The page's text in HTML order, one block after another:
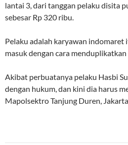
lantai 3, dari tanggan pelaku disita
sebesar Rp 320 ribu.
Pelaku adalah karyawan indomaret
masuk dengan cara menduplikatkan
Akibat perbuatanya pelaku Hasbi
dengan hukum, dan kini dia harus
Mapolsektro Tanjung Duren,